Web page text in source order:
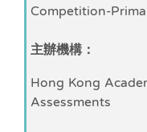
Competition-
主辦機構：
Hong Kong
Assessments